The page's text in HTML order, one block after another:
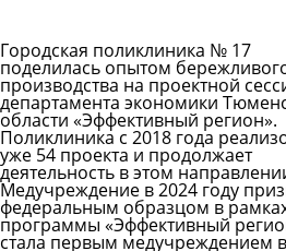
Городская поликлиника № 17
поделилась опытом
производства на проектной
департамента экономики
области «Эффективный регион».
Поликлиника с 2018 года
уже 54 проекта и продолжает
деятельность в этом
Медучреждение в 2024 году
федеральным образцом в
программы «Эффективный
стала первым медучреждением в